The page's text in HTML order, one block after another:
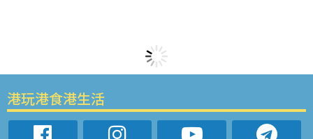
港玩港食港生活